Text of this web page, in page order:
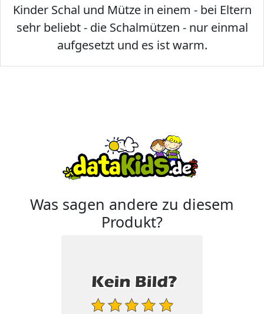
Kinder Schal und Mütze in einem - bei Eltern
sehr beliebt - die Schalmützen - nur einmal
aufgesetzt und es ist warm.
Was sagen andere zu diesem
Produkt?